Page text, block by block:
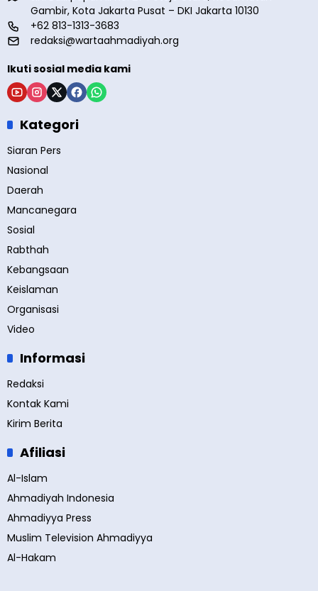
Gambir, Kota Jakarta Pusat – DKI Jakarta 10130
+62 813-1313-3683
redaksi@wartaahmadiyah.org
Ikuti sosial media kami
Kategori
Siaran Pers
Nasional
Daerah
Mancanegara
Sosial
Rabthah
Kebangsaan
Keislaman
Organisasi
Video
Informasi
Redaksi
Kontak Kami
Kirim Berita
Afiliasi
Al-Islam
Ahmadiyah Indonesia
Ahmadiyya Press
Muslim Television Ahmadiyya
Al-Hakam